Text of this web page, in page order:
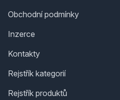
Obchodní podmínky
Inzerce
Kontakty
Rejstřík kategorií
Rejstřík produktů